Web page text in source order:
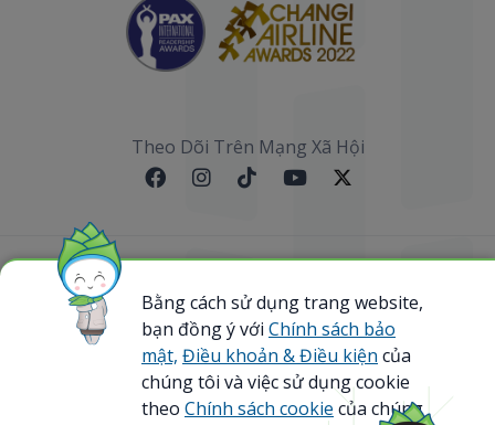
Theo Dõi Trên Mạng Xã Hội
Sơ đồ website
@ 2023 Bamboo Airways Copyright. All Rights
Reserved.
Business Registration Code: 0107867370
Bằng cách sử dụng trang website,
bạn đồng ý với Chính sách bảo
mật, Điều khoản & Điều kiện của
chúng tôi và việc sử dụng cookie
theo Chính sách cookie của chúng